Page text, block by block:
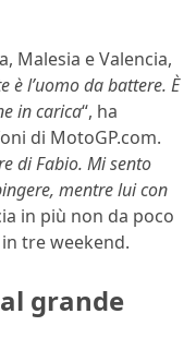
Malesia e Valencia,
è l’uomo da battere. È
in carica“, ha
di MotoGP.com.
di Fabio. Mi sento
mentre lui con
in più non da poco
tre weekend.
grande